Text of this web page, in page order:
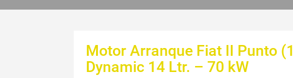
Motor Arranque Fiat II Punto
Dynamic 14 Ltr. – 70 kW